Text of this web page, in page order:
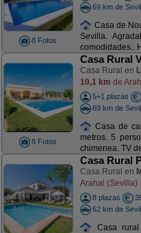
8 Fotos
69 km de
Casa de
Sevilla.
comodidades..
8 Fotos
Casa Rural
Casa Rural en
10,1 km de
5+1 plazas
69 km de
Casa de
metros. 5
chimenea. TV
Casa Rural
Casa Rural en
Arahal (Sevilla)
8 plazas
62 km de
Casa